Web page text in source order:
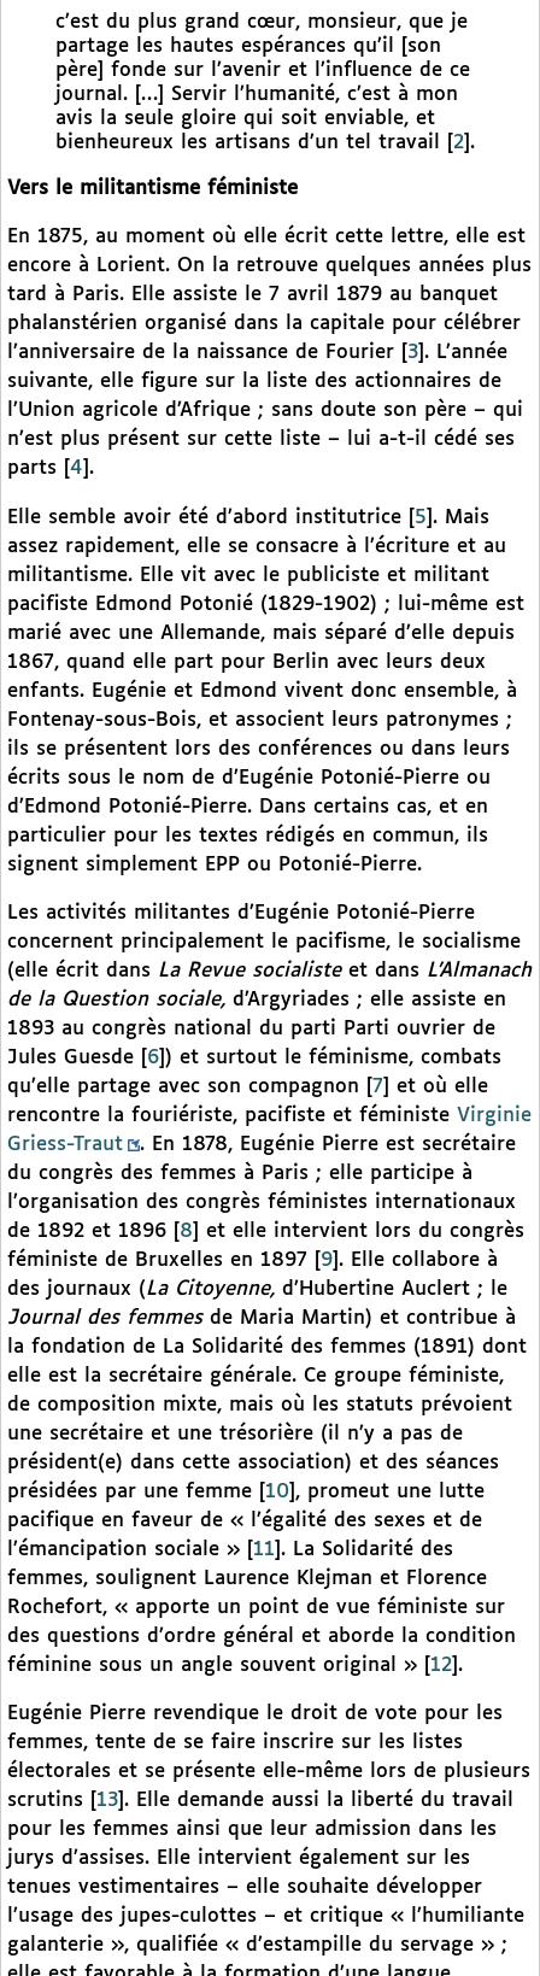
c’est du plus grand cœur, monsieur, que je
partage les hautes espérances qu’il [son
père] fonde sur l’avenir et l’influence de ce
journal. […] Servir l’humanité, c’est à mon
avis la seule gloire qui soit enviable, et
bienheureux les artisans d’un tel travail
2 .
Vers le militantisme féministe
En 1875, au moment où elle écrit cette lettre, elle est
encore à Lorient. On la retrouve quelques années plus
tard à Paris. Elle assiste le 7 avril 1879 au banquet
phalanstérien organisé dans la capitale pour célébrer
l’anniversaire de la naissance de Fourier
3 . L’année
suivante, elle figure sur la liste des actionnaires de
l’Union agricole d’Afrique ; sans doute son père – qui
n’est plus présent sur cette liste – lui a-t-il cédé ses
parts
4 .
Elle semble avoir été d’abord institutrice 5 . Mais
assez rapidement, elle se consacre à l’écriture et au
militantisme. Elle vit avec le publiciste et militant
pacifiste Edmond Potonié (1829-1902) ; lui-même est
marié avec une Allemande, mais séparé d’elle depuis
1867, quand elle part pour Berlin avec leurs deux
enfants. Eugénie et Edmond vivent donc ensemble, à
Fontenay-sous-Bois, et associent leurs patronymes ;
ils se présentent lors des conférences ou dans leurs
écrits sous le nom de d’Eugénie Potonié-Pierre ou
d’Edmond Potonié-Pierre. Dans certains cas, et en
particulier pour les textes rédigés en commun, ils
signent simplement EPP ou Potonié-Pierre.
Les activités militantes d’Eugénie Potonié-Pierre
concernent principalement le pacifisme, le socialisme
(elle écrit dans La Revue socialiste et dans L’Almanach
de la Question sociale, d’Argyriades ; elle assiste en
1893 au congrès national du parti Parti ouvrier de
Jules Guesde
6 ) et surtout le féminisme, combats
qu’elle partage avec son compagnon
7
et où elle
rencontre la fouriériste, pacifiste et féministe Virginie
Griess-Traut
. En 1878, Eugénie Pierre est secrétaire
du congrès des femmes à Paris ; elle participe à
l’organisation des congrès féministes internationaux
de 1892 et 1896
8
et elle intervient lors du congrès
féministe de Bruxelles en 1897
9 . Elle collabore à
des journaux (La Citoyenne, d’Hubertine Auclert ; le
Journal des femmesde Maria Martin) et contribue à
la fondation de La Solidarité des femmes (1891) dont
elle est la secrétaire générale. Ce groupe féministe,
de composition mixte, mais où les statuts prévoient
une secrétaire et une trésorière (il n’y a pas de
président(e) dans cette association) et des séances
présidées par une femme
10 , promeut une lutte
pacifique en faveur de « l’égalité des sexes et de
l’émancipation sociale »
11 . La Solidarité des
femmes, soulignent Laurence Klejman et Florence
Rochefort, « apporte un point de vue féministe sur
des questions d’ordre général et aborde la condition
féminine sous un angle souvent original »
12 .
Eugénie Pierre revendique le droit de vote pour les
femmes, tente de se faire inscrire sur les listes
électorales et se présente elle-même lors de plusieurs
scrutins
13 . Elle demande aussi la liberté du travail
pour les femmes ainsi que leur admission dans les
jurys d’assises. Elle intervient également sur les
tenues vestimentaires – elle souhaite développer
l’usage des jupes-culottes – et critique « l’humiliante
galanterie », qualifiée « d’estampille du servage » ;